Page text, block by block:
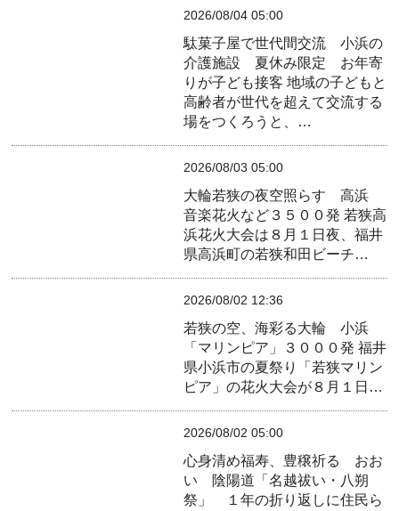
2026/08/04 05:00
駄菓子屋で世代間交流 小浜の
介護施設 夏休み限定 お年寄
りが子ども接客 地域の子どもと
高齢者が世代を超えて交流する
場をつくろうと、…
2026/08/03 05:00
大輪若狭の夜空照らす 高浜
音楽花火など３５００発 若狭高
浜花火大会は８月１日夜、福井
県高浜町の若狭和田ビーチ…
2026/08/02 12:36
若狭の空、海彩る大輪 小浜
「マリンピア」３０００発 福井
県小浜市の夏祭り「若狭マリン
ピア」の花火大会が８月１日…
2026/08/02 05:00
心身清め福寿、豊穣祈る おお
い 陰陽道「名越祓い・八朔
祭」 １年の折り返しに住民ら